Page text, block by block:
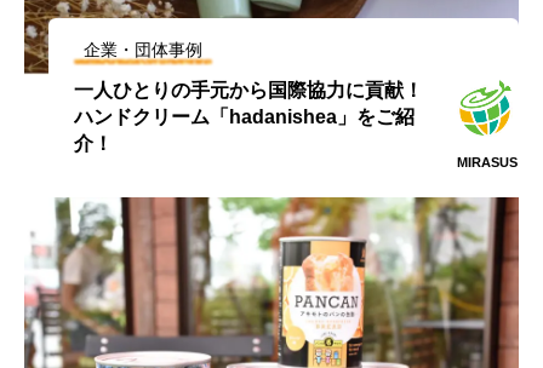
企業・団体事例
一人ひとりの手元から国際協力に貢献！
ハンドクリーム「hadanishea」をご紹
介！
MIRASUS